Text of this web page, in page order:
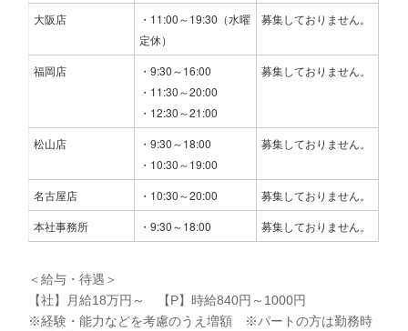
大阪店
・11:00～19:30（水曜
定休）
募集しておりません。
福岡店
・9:30～16:00
・11:30～20:00
・12:30～21:00
募集しておりません。
松山店
・9:30～18:00
・10:30～19:00
募集しておりません。
名古屋店 ・10:30～20:00
募集しておりません。
本社事務所
・9:30～18:00 募集しておりません。
＜給与・待遇＞
【社】月給18万円～ 【P】時給840円～1000円
※経験・能力などを考慮のうえ増額 ※パートの方は勤務時